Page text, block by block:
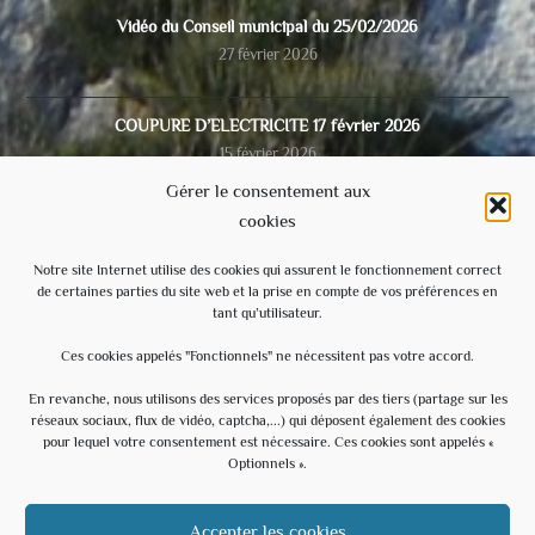
Gérer le consentement aux
cookies
Notre site Internet utilise des cookies qui assurent le fonctionnement correct
de certaines parties du site web et la prise en compte de vos préférences en
tant qu’utilisateur.
Ces cookies appelés "Fonctionnels" ne nécessitent pas votre accord.
En revanche, nous utilisons des services proposés par des tiers (partage sur les
réseaux sociaux, flux de vidéo, captcha,...) qui déposent également des cookies
pour lequel votre consentement est nécessaire. Ces cookies sont appelés «
Optionnels ».
Accepter les cookies
Vidéo du Conseil municipal du 25/02/2026
27 février 2026
COUPURE D’ELECTRICITE 17 février 2026
15 février 2026
Video du conseil municipal du 28/11/2025
Ecole
3 septembre 2025
Évènements à venir
AOÛT 20 h 30 min-23 h 30 min
Soirée Estivale – With U – Hommage à U2